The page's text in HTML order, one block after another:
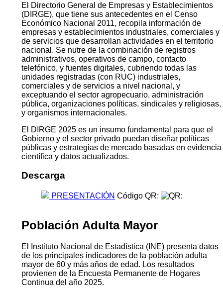
El Directorio General de Empresas y Establecimientos
(DIRGE), que tiene sus antecedentes en el Censo
Económico Nacional 2011, recopila información de
empresas y establecimientos industriales, comerciales y
de servicios que desarrollan actividades en el territorio
nacional. Se nutre de la combinación de registros
administrativos, operativos de campo, contacto
telefónico, y fuentes digitales, cubriendo todas las
unidades registradas (con RUC) industriales,
comerciales y de servicios a nivel nacional, y
exceptuando el sector agropecuario, administración
pública, organizaciones políticas, sindicales y religiosas,
y organismos internacionales.
El DIRGE 2025 es un insumo fundamental para que el
Gobierno y el sector privado puedan diseñar políticas
públicas y estrategias de mercado basadas en evidencia
científica y datos actualizados.
Descarga
PRESENTACIÓN Código QR:
Población Adulta Mayor
El Instituto Nacional de Estadística (INE) presenta datos
de los principales indicadores de la población adulta
mayor de 60 y más años de edad. Los resultados
provienen de la Encuesta Permanente de Hogares
Continua del año 2025.